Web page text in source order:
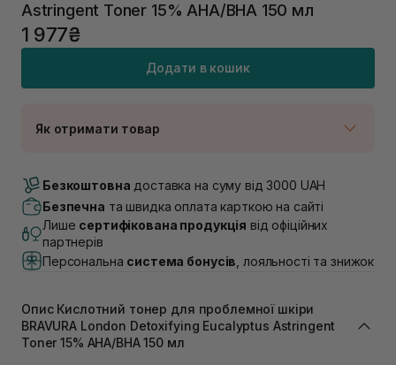
Astringent Toner 15% AHA/BHA 150 мл
1 977₴
Додати в кошик
Як отримати товар
В наявності
Самовивіз м. Луцьк, вул. Винниченка 4
В наявності
Самовивіз м. Львів, вул. Академіка Підстригача, 1В
(Duck’s Lake)
В наявності
В наявності
Самовивіз м. Львів, вул. Степана Бандери 45
В наявності
Безкоштовна доставка на суму від 3000 UAH
Безпечна та швидка оплата карткою на сайті
Лише сертифікована продукція від офіційних
партнерів
Персональна система бонусів , лояльності та знижок
Опис Кислотний тонер для проблемної шкіри
BRAVURA London Detoxifying Eucalyptus Astringent
Toner 15% AHA/BHA 150 мл